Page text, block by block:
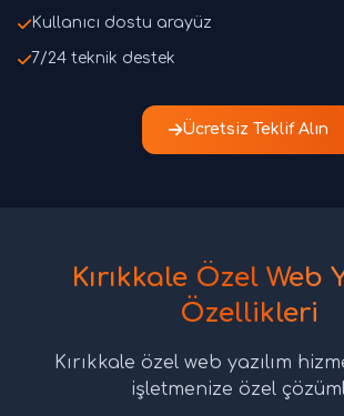
Kullanıcı dostu arayüz
7/24 teknik destek
Ücretsiz Teklif Alın
Kırıkkale Özel Web
Özellikleri
Kırıkkale özel web yazılım
işletmenize özel